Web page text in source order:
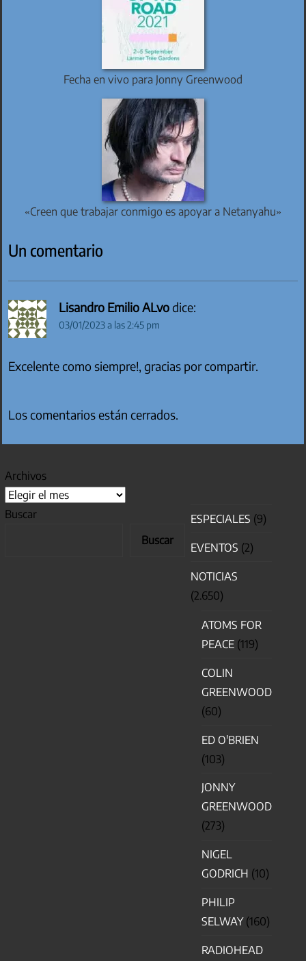
Fecha en vivo para Jonny Greenwood
«Creen que trabajar conmigo es apoyar a Netanyahu»
Un comentario
Lisandro Emilio ALvodice:
03/01/2023 a las 2:45 pm
Excelente como siempre!, gracias por compartir.
Los comentarios están cerrados.
Archivos
Buscar
Buscar
ESPECIALES (9)
EVENTOS (2)
NOTICIAS
(2.650)
ATOMS FOR
PEACE (119)
COLIN
GREENWOOD
(60)
ED O'BRIEN
(103)
JONNY
GREENWOOD
(273)
NIGEL
GODRICH (10)
PHILIP
SELWAY(160)
RADIOHEAD